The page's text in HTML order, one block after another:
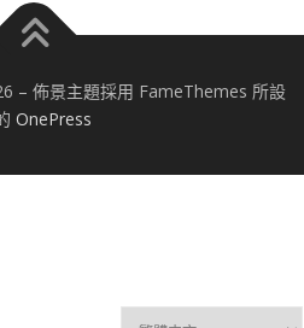
– 佈景主題採用 FameThemes 所設
OnePress